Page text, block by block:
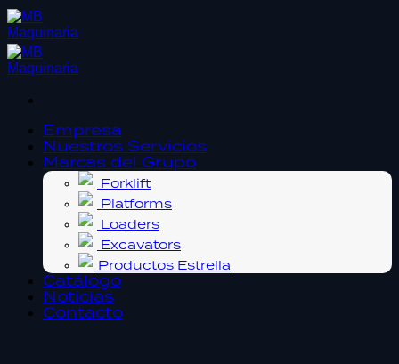
Saltar
al
contenido
Empresa
Nuestros Servicios
Marcas del Grupo
Forklift
Platforms
Loaders
Excavators
Productos Estrella
Catálogo
Noticias
Contacto